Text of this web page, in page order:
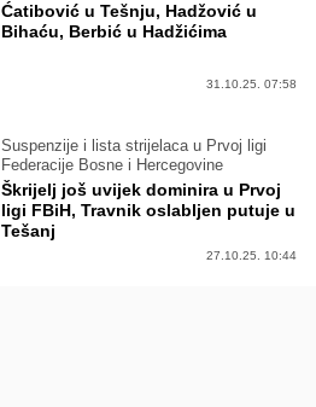
Ćatibović u Tešnju, Hadžović u
Bihaću, Berbić u Hadžićima
31.10.25. 07:58
Suspenzije i lista strijelaca u Prvoj ligi
Federacije Bosne i Hercegovine
Škrijelj još uvijek dominira u Prvoj
ligi FBiH, Travnik oslabljen putuje u
Tešanj
27.10.25. 10:44